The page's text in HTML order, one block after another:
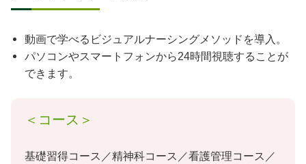
動画で学べるビジュアルナーシングメソッドを導入。
パソコンやスマートフォンから24時間視聴することが
できます。
＜コース＞
基礎習得コース／精神科コース／看護管理コース／